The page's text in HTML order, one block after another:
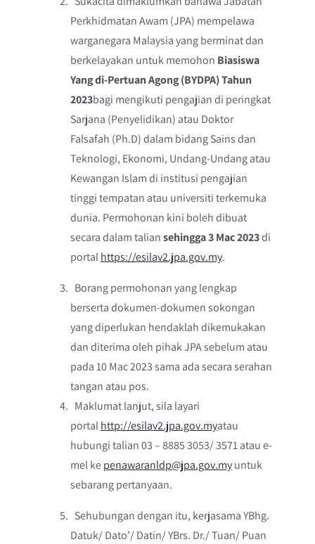
Perkhidmatan Awam (JPA) mempelawa
warganegara Malaysia yang berminat dan
berkelayakan untuk memohon Biasiswa
Yang di-Pertuan Agong (BYDPA) Tahun
2023bagi mengikuti pengajian di peringkat
Sarjana (Penyelidikan) atau Doktor
Falsafah (Ph.D) dalam bidang Sains dan
Teknologi, Ekonomi, Undang-Undang atau
Kewangan Islam di institusi pengajian
tinggi tempatan atau universiti terkemuka
dunia. Permohonan kini boleh dibuat
secara dalam taliansehingga 3 Mac 2023di
portalhttps://esilav2.jpa.gov.my.
Borang permohonan yang lengkap
berserta dokumen-dokumen sokongan
yang diperlukan hendaklah dikemukakan
dan diterima oleh pihak JPA sebelum atau
pada 10 Mac 2023 sama ada secara serahan
tangan atau pos.
Maklumat lanjut, sila layari
portalhttp://esilav2.jpa.gov.myatau
hubungi talian 03 – 8885 3053/ 3571 atau e-
mel kepenawaranldp@jpa.gov.myuntuk
sebarang pertanyaan.
Sehubungan dengan itu, kerjasama YBhg.
Datuk/ Dato’/ Datin/ YBrs. Dr./ Tuan/ Puan